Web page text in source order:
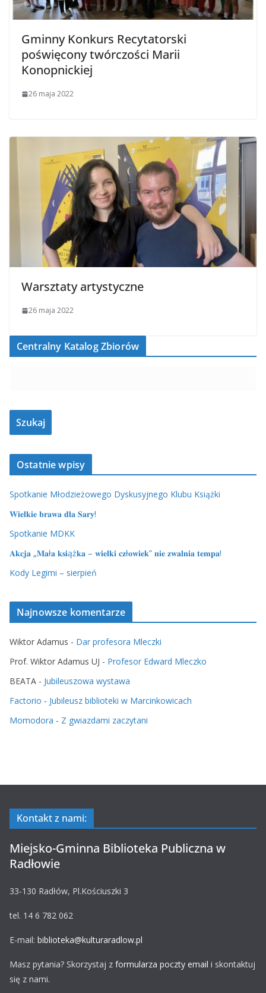
Gminny Konkurs Recytatorski
poświęcony twórczości Marii
Konopnickiej
26 maja 2022
Warsztaty artystyczne
26 maja 2022
Centralny Katalog Zbiorów
Ostatnie wpisy
Spotkanie Młodzieżowego Dyskusyjnego Klubu Książki
𝐖𝐢𝐞𝐥𝐤𝐢𝐞 𝐛𝐫𝐚𝐰𝐚 𝐝𝐥𝐚 𝐒𝐚𝐫𝐲!
Spotkanie MDKK
𝐀𝐤𝐜𝐣𝐚 „𝐌𝐚ł𝐚 𝐤𝐬𝐢ąż𝐤𝐚 – 𝐰𝐢𝐞𝐥𝐤𝐢 𝐜𝐳ł𝐨𝐰𝐢𝐞𝐤” 𝐧𝐢𝐞 𝐳𝐰𝐚𝐥𝐧𝐢𝐚 𝐭𝐞𝐦𝐩𝐚!
Kody Legimi – sierpień
Najnowsze komentarze
Wiktor Adamus - Dar profesora Mleczki
Prof. Wiktor Adamus UJ - Profesor Edward Mleczko
BEATA - Jubileuszowa wystawa
Factorio - Jubileusz biblioteki w Marcinkowicach
Momodora - Z gwiazdami zaczytani
Kontakt z nami:
Miejsko-Gminna Biblioteka Publiczna w
Radłowie
33-130 Radłów, Pl.Kościuszki 3
tel. 14 6 782 062
E-mail: biblioteka@kulturaradlow.pl
Masz pytania? Skorzystaj z formularza poczty email i skontaktuj
się z nami.